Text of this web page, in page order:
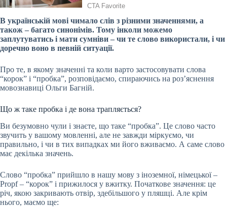
В українській мові чимало слів з різними значеннями, а
також – багато синонімів. Тому інколи можемо
заплутуватись і мати сумніви – чи те слово використали, і чи
доречно воно в певній ситуації.
Про те, в якому значенні та коли варто застосовувати слова
“корок” і “пробка”, розповідаємо, спираючись на роз’яснення
мовознавиці Ольги Багній.
Що ж таке пробка і де вона трапляється?
Ви безумовно чули і знаєте, що таке “пробка”. Це слово часто
звучить у вашому мовленні, але не завжди міркуємо, чи
правильно, і чи в тих випадках ми його вживаємо. А саме слово
має декілька значень.
Слово “пробка” прийшло в нашу мову з іноземної, німецької –
Propf – “корок” і прижилося у вжитку. Початкове значення: це
річ, якою закривають отвір, здебільшого у пляшці. Але крім
нього, маємо ще: